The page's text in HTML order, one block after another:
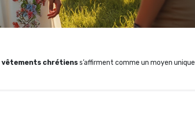
vêtements chrétienss’affirment comme un moyen unique